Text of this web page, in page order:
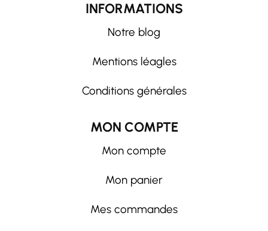
INFORMATIONS
Notre blog
Mentions léagles
Conditions générales
MON COMPTE
Mon compte
Mon panier
Mes commandes